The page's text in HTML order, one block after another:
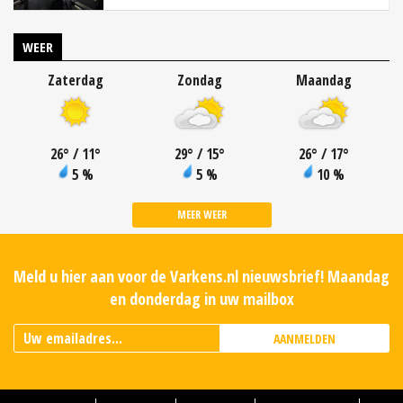
WEER
Zaterdag
26° / 11°
5 %
Zondag
29° / 15°
5 %
Maandag
26° / 17°
10 %
MEER WEER
Meld u hier aan voor de Varkens.nl nieuwsbrief! Maandag
en donderdag in uw mailbox
AANMELDEN